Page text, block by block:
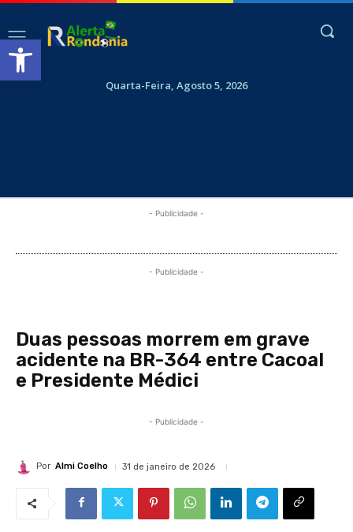
Abrir a barra de ferramentas
Quarta-Feira, Agosto 5, 2026
- Publicidade -
- Publicidade -
Duas pessoas morrem em grave
acidente na BR-364 entre Cacoal
e Presidente Médici
- Publicidade -
Por Almi Coelho 31 de janeiro de 2026